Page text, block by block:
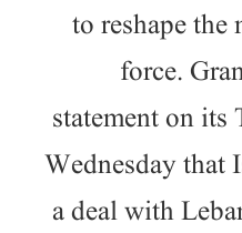
to reshape
force.
statement on its
Wednesday that
a deal with